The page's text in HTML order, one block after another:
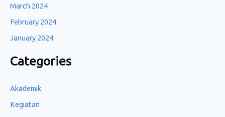
March 2024
February 2024
January 2024
Categories
Akademik
Kegiatan